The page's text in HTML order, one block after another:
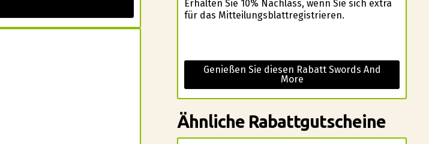
Erhalten Sie 10% Nachlass, wenn Sie sich extra
für das Mitteilungsblattregistrieren.
Genießen Sie diesen Rabatt Swords And
More
Ähnliche Rabattgutscheine